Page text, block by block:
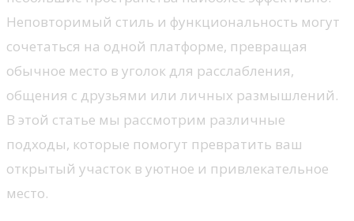
Неповторимый стиль и функциональность могут
сочетаться на одной платформе, превращая
обычное место в уголок для расслабления,
общения с друзьями или личных размышлений.
В этой статье мы рассмотрим различные
подходы, которые помогут превратить ваш
открытый участок в уютное и привлекательное
место.